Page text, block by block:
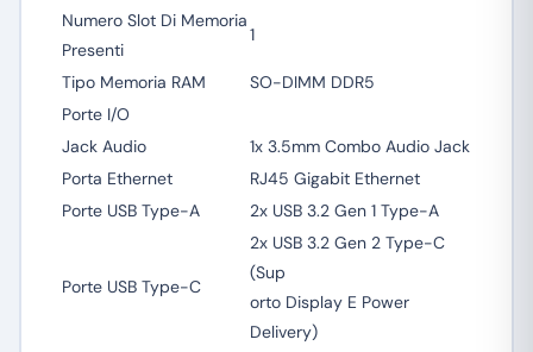
Numero Slot Di Memoria
Presenti
1
Tipo Memoria RAM
SO-DIMM DDR5
Porte I/O
Jack Audio
1x 3.5mm Combo Audio Jack
Porta Ethernet
RJ45 Gigabit Ethernet
Porte USB Type-A
2x USB 3.2 Gen 1 Type-A
Porte USB Type-C
2x USB 3.2 Gen 2 Type-C
(Sup
orto Display E Power
Delivery)